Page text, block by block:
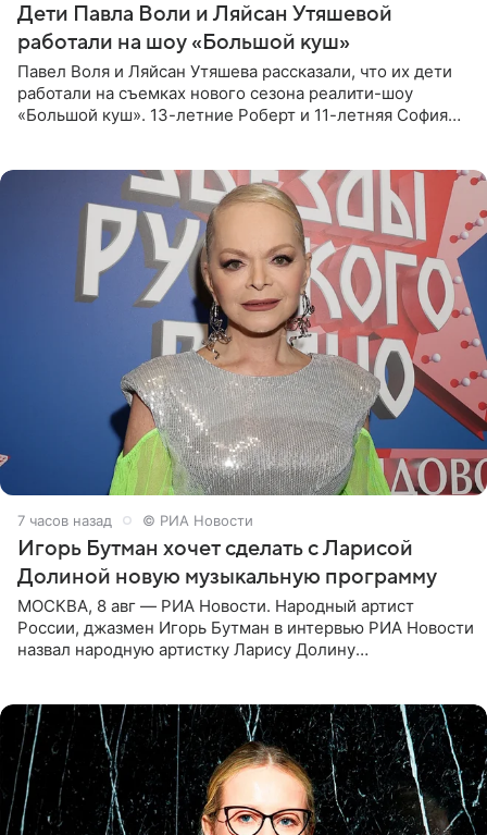
Дети Павла Воли и Ляйсан Утяшевой
работали на шоу «Большой куш»
Павел Воля и Ляйсан Утяшева рассказали, что их дети
работали на съемках нового сезона реалити-шоу
«Большой куш». 13-летние Роберт и 11-летняя София
7 часов назад © РИА Новости
Игорь Бутман хочет сделать с Ларисой
Долиной новую музыкальную программу
МОСКВА, 8 авг — РИА Новости. Народный артист
России, джазмен Игорь Бутман в интервью РИА Новости
назвал народную артистку Ларису Долину